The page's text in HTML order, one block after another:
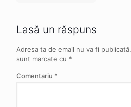
Lasă un răspuns
Adresa ta de email nu va fi publicată.
sunt marcate cu *
Comentariu *